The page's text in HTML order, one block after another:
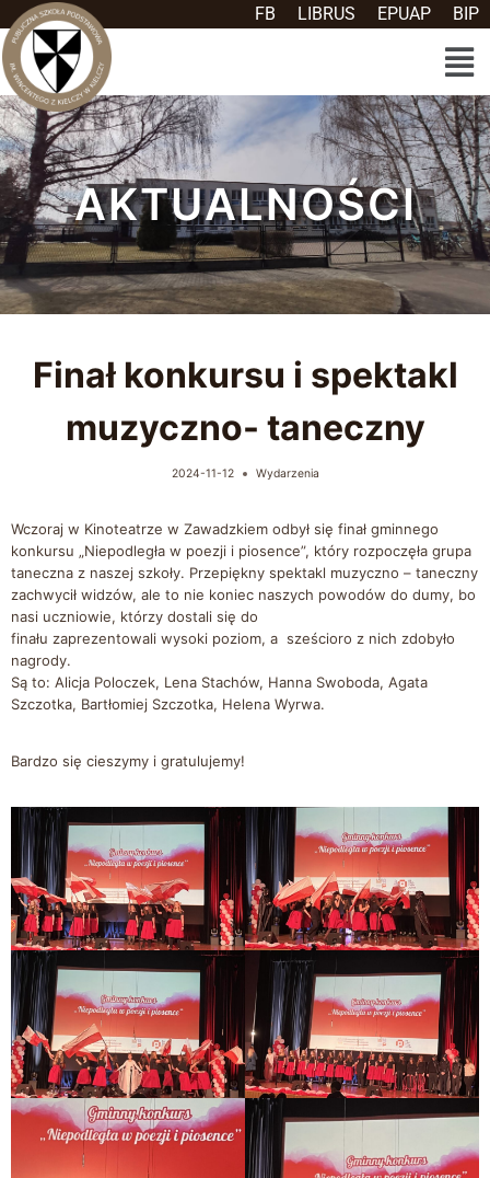
FB LIBRUS EPUAP BIP
AKTUALNOŚCI
Finał konkursu i spektakl
muzyczno- taneczny
2024-11-12 Wydarzenia
Wczoraj w Kinoteatrze w Zawadzkiem odbył się finał gminnego
konkursu „Niepodległa w poezji i piosence”, który rozpoczęła grupa
taneczna z naszej szkoły. Przepiękny spektakl muzyczno – taneczny
zachwycił widzów, ale to nie koniec naszych powodów do dumy, bo
nasi uczniowie, którzy dostali się do
finału zaprezentowali wysoki poziom, a sześcioro z nich zdobyło
nagrody.
Są to: Alicja Poloczek, Lena Stachów, Hanna Swoboda, Agata
Szczotka, Bartłomiej Szczotka, Helena Wyrwa.
Bardzo się cieszymy i gratulujemy!